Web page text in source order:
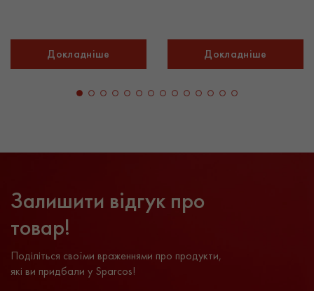
Докладніше Докладніше
Залишити відгук про
товар!
Поділіться своїми враженнями про продукти,
які ви придбали у Sparcos!